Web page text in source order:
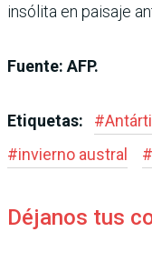
insólita en paisaje
Fuente: AFP.
Etiquetas: #
#invierno austral #
Déjanos tus